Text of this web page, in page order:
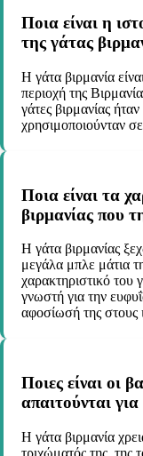
Ποια είναι η
της γάτας
Η γάτα βιρμανία
περιοχή της
γάτες βιρμανίας
χρησιμοποιούνταν
Ποια είναι τα
βιρμανίας που
Η γάτα βιρμανίας
μεγάλα μπλε μάτια
χαρακτηριστικό του
γνωστή για την
αφοσίωσή της στους
Ποιες είναι οι
απαιτούνται
Η γάτα βιρμανία
τριχώματός της, της